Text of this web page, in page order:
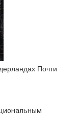
Почти